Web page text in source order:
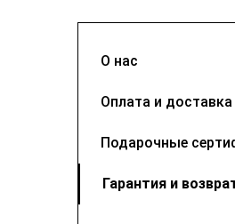
О нас
Оплата и доставка
Подарочные
Гарантия и